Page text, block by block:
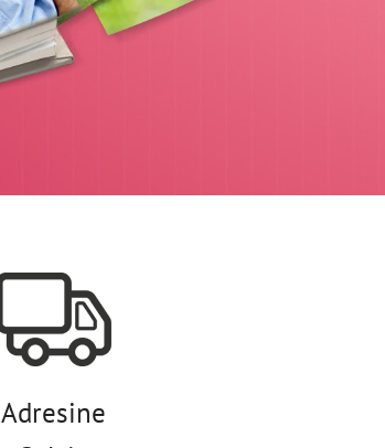
Adresine